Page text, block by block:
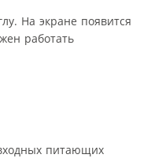
На экране появится
работать
питающих